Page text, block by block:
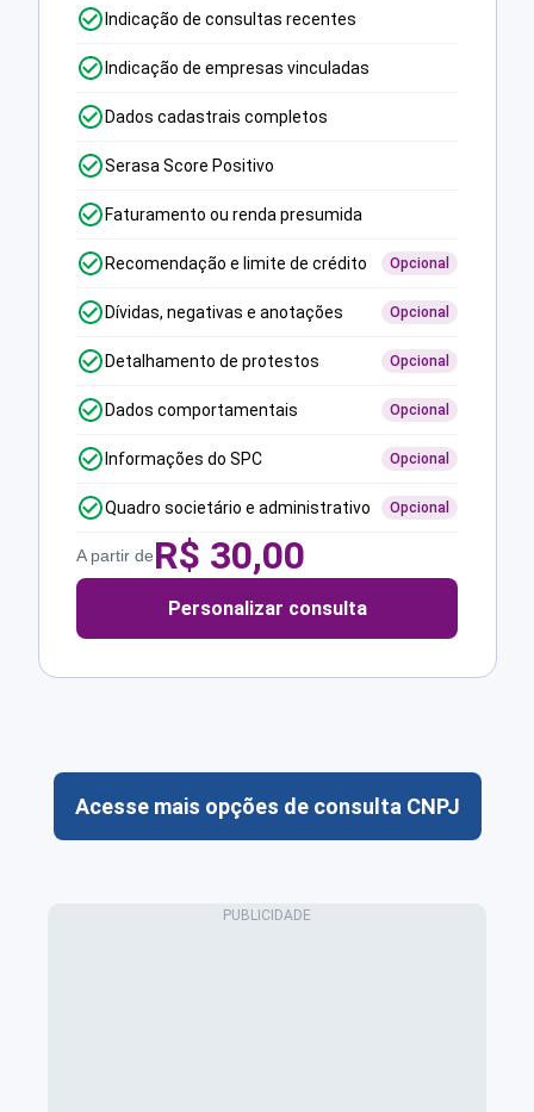
Indicação de consultas recentes
Indicação de empresas vinculadas
Dados cadastrais completos
Serasa Score Positivo
Faturamento ou renda presumida
Recomendação e limite de crédito Opcional
Dívidas, negativas e anotações Opcional
Detalhamento de protestos Opcional
Dados comportamentais Opcional
Informações do SPC Opcional
Quadro societário e administrativo Opcional
A partir deR$ 30,00
Personalizar consulta
Acesse mais opções de consulta CNPJ